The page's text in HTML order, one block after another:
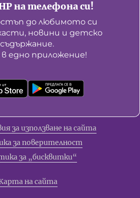
на телефона си!
до любимото си
новини и детско
съдържание.
в едно приложение!
за използване на сайта
за поверителност
за „бисквитки“
на сайта